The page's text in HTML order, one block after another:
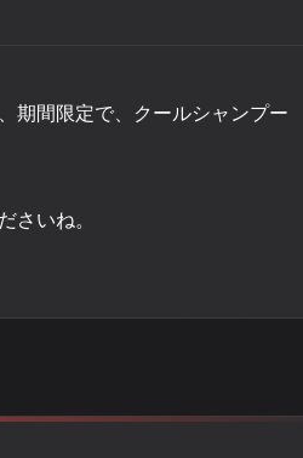
期間限定で、クールシャンプー
さいね。